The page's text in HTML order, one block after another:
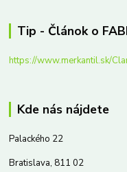
Tip - Článok o
https://www.merkantil.sk/
Kde nás nájdete
Palackého 22
Bratislava, 811 02